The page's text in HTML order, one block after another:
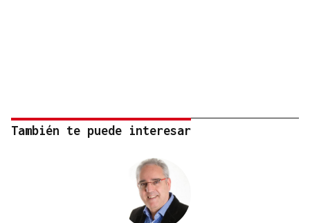
También te puede interesar